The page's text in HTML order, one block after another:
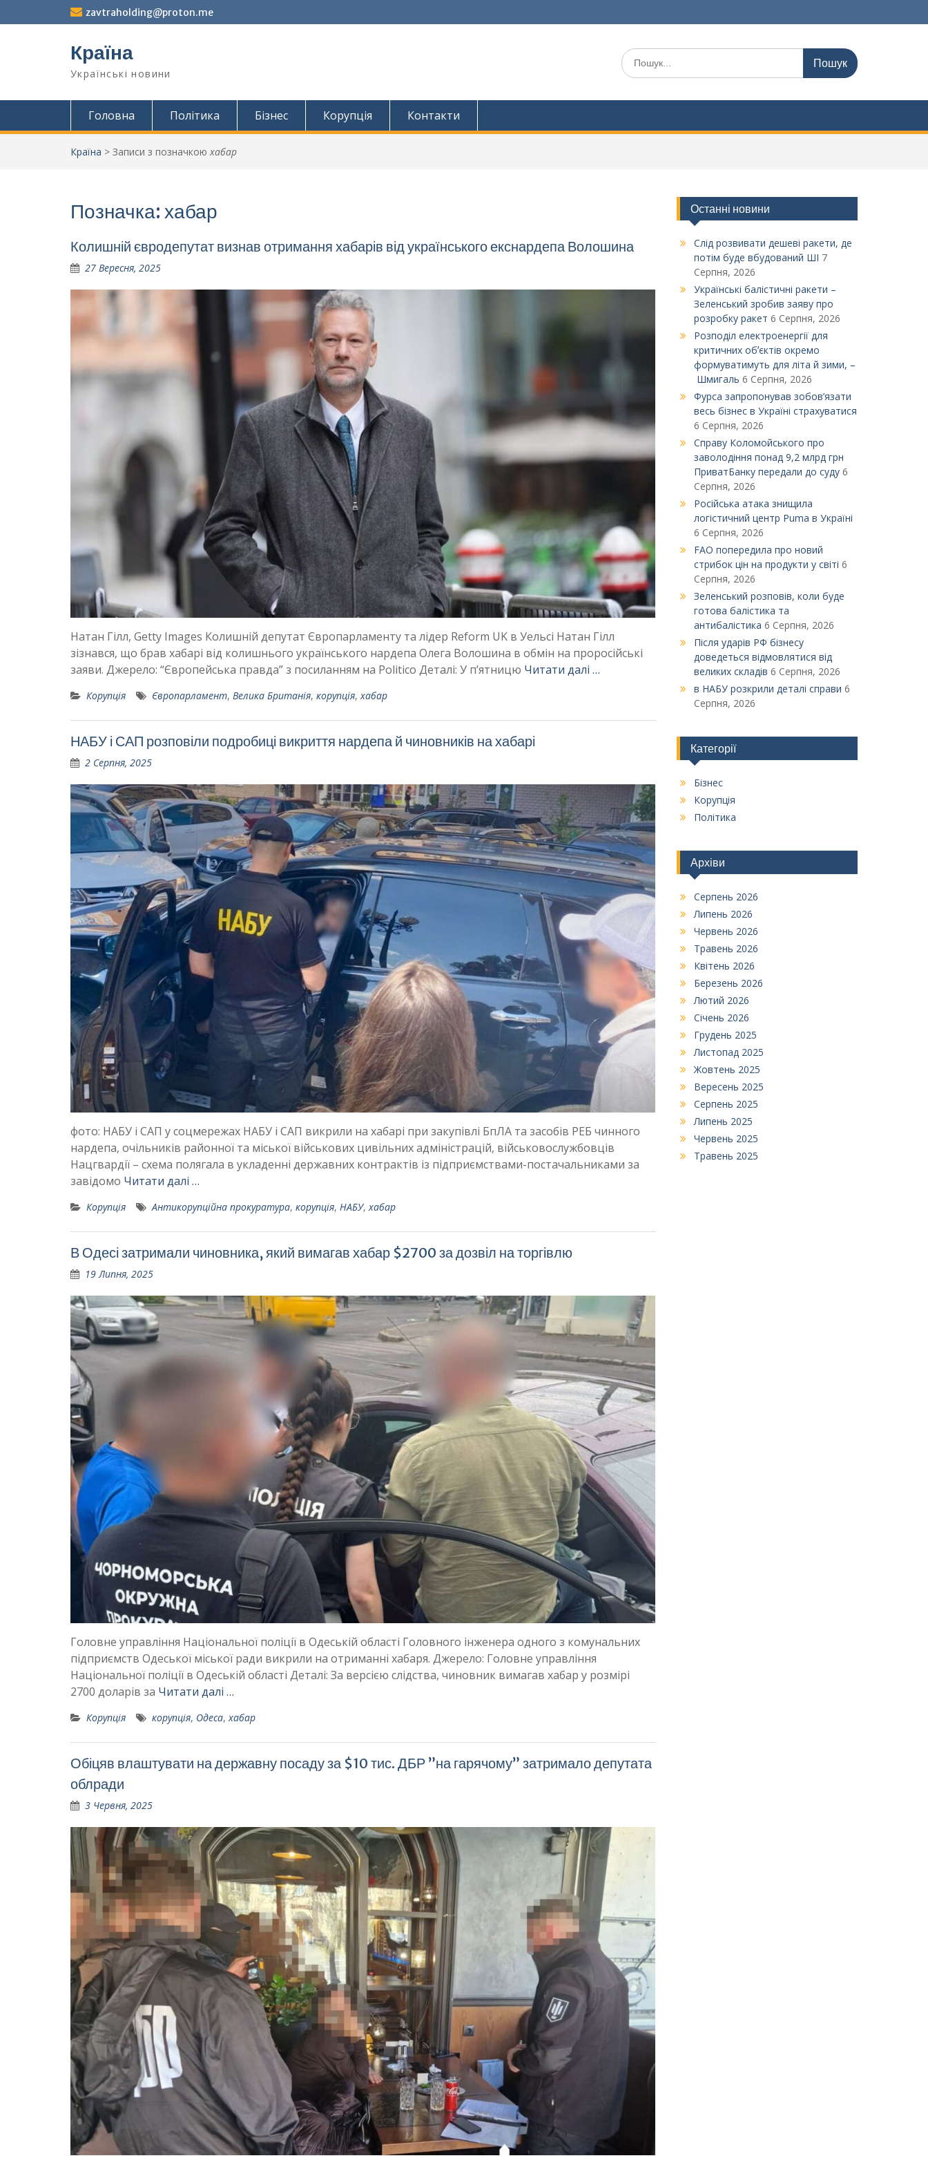
до
zavtraholding@proton.me
Країна
Українські новини
Шукати:
Головна Політика Бізнес Корупція Контакти
Країна > Записи з позначкоюхабар
Позначка:хабар
Колишній євродепутат визнав отримання хабарів від українського екснардепа Волошина
27 Вересня, 2025
Натан Гілл, Getty Images Колишній депутат Європарламенту та лідер Reform UK в Уельсі Натан Гілл
зізнався, що брав хабарі від колишнього українського нардепа Олега Волошина в обмін на проросійські
заяви. Джерело: “Європейська правда” з посиланням на Politico Деталі: У п’ятницю Читати далі …
Корупція Європарламент, Велика Британія, корупція, хабар
НАБУ і САП розповіли подробиці викриття нардепа й чиновників на хабарі
2 Серпня, 2025
фото: НАБУ і САП у соцмережах НАБУ і САП викрили на хабарі при закупівлі БпЛА та засобів РЕБ чинного
нардепа, очільників районної та міської військових цивільних адміністрацій, військовослужбовців
Нацгвардії – схема полягала в укладенні державних контрактів із підприємствами-постачальниками за
завідомо Читати далі …
Корупція Антикорупційна прокуратура, корупція, НАБУ, хабар
В Одесі затримали чиновника, який вимагав хабар $2700 за дозвіл на торгівлю
19 Липня, 2025
Головне управління Національної поліції в Одеській області Головного інженера одного з комунальних
підприємств Одеської міської ради викрили на отриманні хабаря. Джерело: Головне управління
Національної поліції в Одеській області Деталі: За версією слідства, чиновник вимагав хабар у розмірі
2700 доларів за Читати далі …
Корупція корупція, Одеса,хабар
Обіцяв влаштувати на державну посаду за $10 тис. ДБР ”на гарячому” затримало депутата
облради
3 Червня, 2025
Останні новини
Слід розвивати дешеві ракети, де
потім буде вбудований ШІ 7
Серпня, 2026
Українські балістичні ракети –
Зеленський зробив заяву про
розробку ракет 6 Серпня, 2026
Розподіл електроенергії для
критичних обʼєктів окремо
формуватимуть для літа й зими, –
Шмигаль 6 Серпня, 2026
Фурса запропонував зобов’язати
весь бізнес в Україні страхуватися
6 Серпня, 2026
Справу Коломойського про
заволодіння понад 9,2 млрд грн
ПриватБанку передали до суду 6
Серпня, 2026
Російська атака знищила
логістичний центр Puma в Україні
6 Серпня, 2026
FAO попередила про новий
стрибок цін на продукти у світі 6
Серпня, 2026
Зеленський розповів, коли буде
готова балістика та
антибалістика 6 Серпня, 2026
Після ударів РФ бізнесу
доведеться відмовлятися від
великих складів 6 Серпня, 2026
в НАБУ розкрили деталі справи 6
Серпня, 2026
Категорії
Бізнес
Корупція
Політика
Архіви
Серпень 2026
Липень 2026
Червень 2026
Травень 2026
Квітень 2026
Березень 2026
Лютий 2026
Січень 2026
Грудень 2025
Листопад 2025
Жовтень 2025
Вересень 2025
Серпень 2025
Липень 2025
Червень 2025
Травень 2025